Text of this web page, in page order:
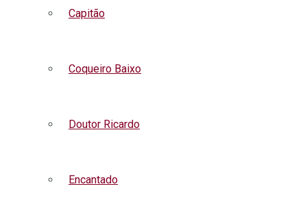
Capitão
Coqueiro Baixo
Doutor Ricardo
Encantado